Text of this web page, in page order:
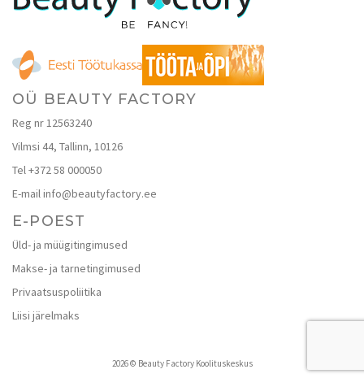
OÜ BEAUTY FACTORY
Reg nr 12563240
Vilmsi 44, Tallinn, 10126
Tel +372 58 000050
E-mail info@beautyfactory.ee
E-POEST
Üld- ja müügitingimused
Makse- ja tarnetingimused
Privaatsuspoliitika
Liisi järelmaks
2026 © Beauty Factory Koolituskeskus